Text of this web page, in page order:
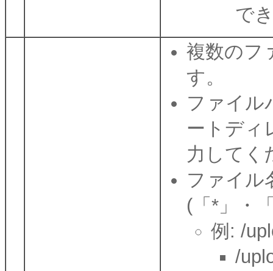
で
複数のフ
す。
ファイル
ートディ
力してく
ファイル
(「*」・
例: /
/